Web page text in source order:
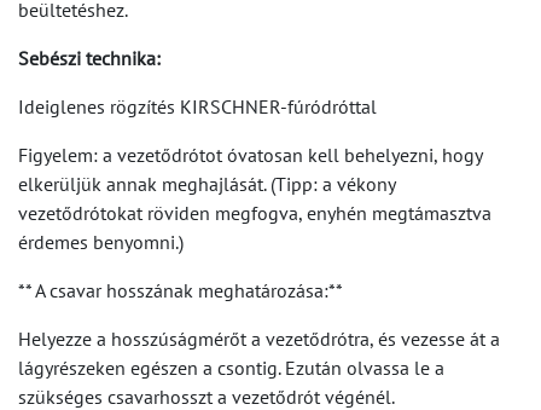
beültetéshez.
Sebészi technika:
Ideiglenes rögzítés KIRSCHNER-fúródróttal
Figyelem: a vezetődrótot óvatosan kell behelyezni, hogy
elkerüljük annak meghajlását. (Tipp: a vékony
vezetődrótokat röviden megfogva, enyhén megtámasztva
érdemes benyomni.)
** A csavar hosszának meghatározása:**
Helyezze a hosszúságmérőt a vezetődrótra, és vezesse át a
lágyrészeken egészen a csontig. Ezután olvassa le a
szükséges csavarhosszt a vezetődrót végénél.